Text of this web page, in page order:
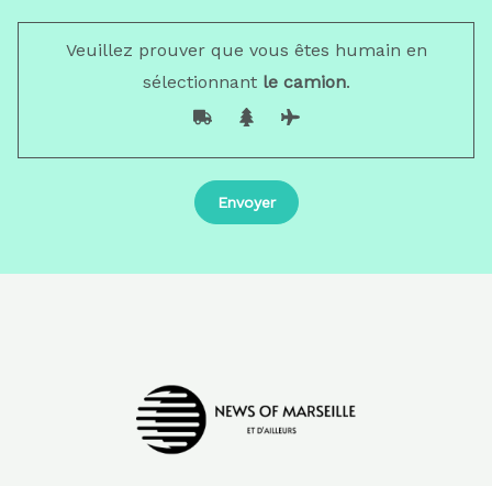
Veuillez prouver que vous êtes humain en
sélectionnantle camion.